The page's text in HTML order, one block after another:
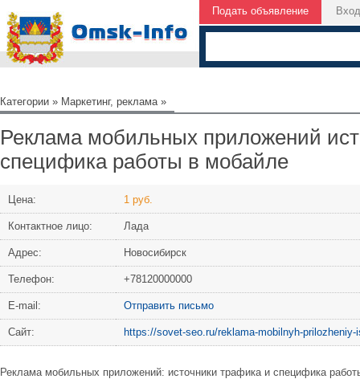
Подать объявление Вход
Категории » Маркетинг, реклама»
Реклама мобильных приложений
специфика работы в мобайле
Цена: 1 руб.
Контактное лицо: Лада
Адрес: Новосибирск
Телефон: +78120000000
Е-mail: Отправить письмо
Сайт: https://sovet-seo.ru/reklama-mobilnyh-
Реклама мобильных приложений: источники трафика и специфика